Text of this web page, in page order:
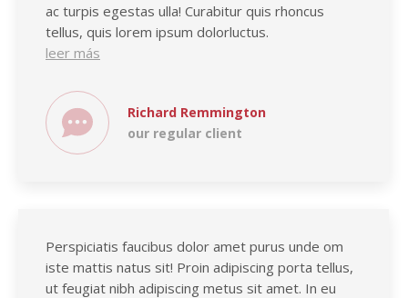
Richard Remmington
our regular client
ac turpis egestas ulla! Curabitur quis rhoncus
tellus, quis lorem ipsum dolorluctus.
leer más
Perspiciatis faucibus dolor amet purus unde om
iste mattis natus sit! Proin adipiscing porta tellus,
ut feugiat nibh adipiscing metus sit amet. In eu